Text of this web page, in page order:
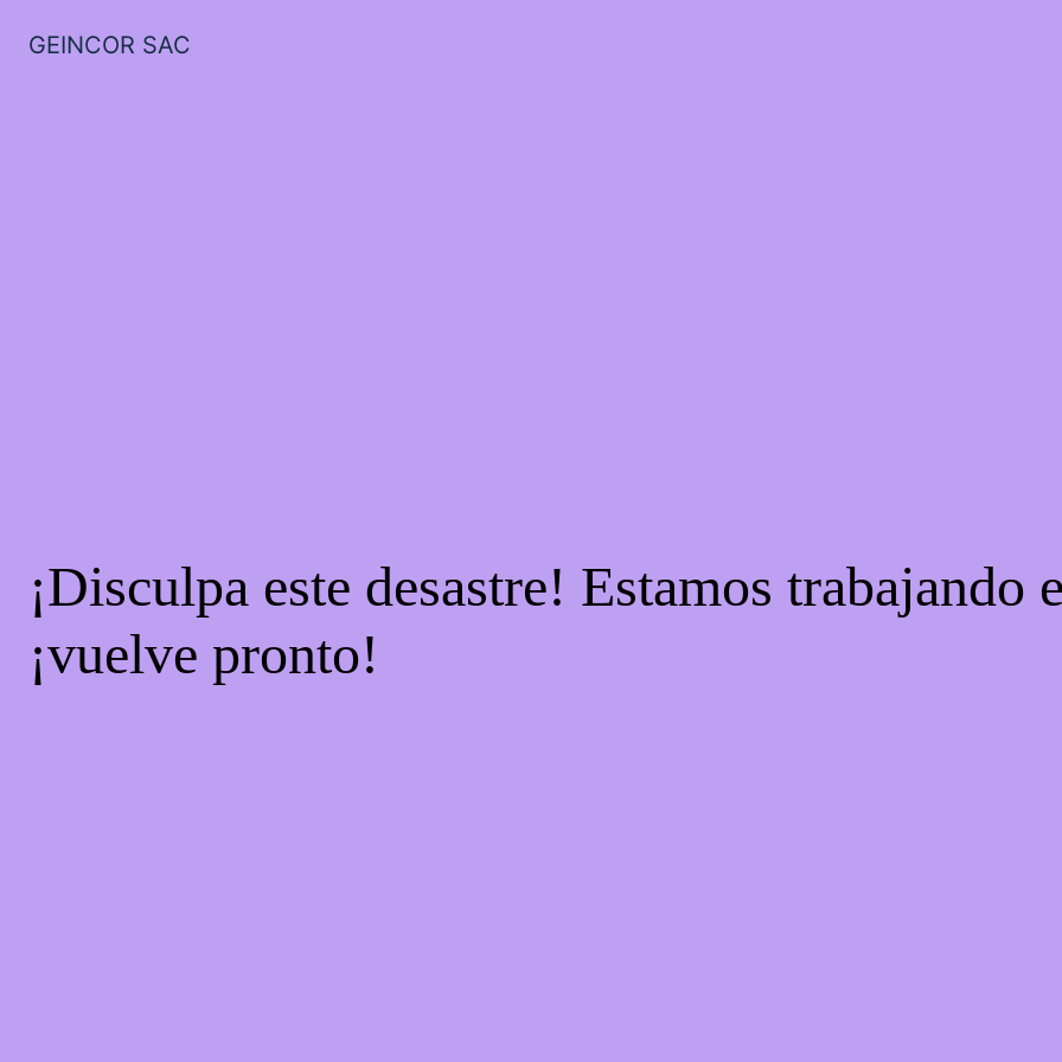
GEINCOR SAC
¡Disculpa este desastre! Estamos trabajando
¡vuelve pronto!